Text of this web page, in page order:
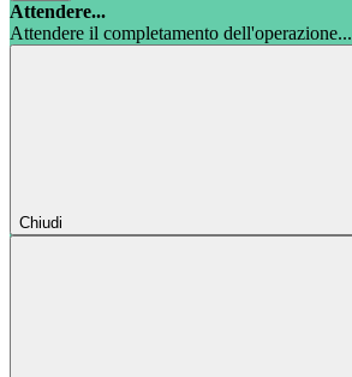
Attendere...
Attendere il completamento dell'operazione...
Chiudi